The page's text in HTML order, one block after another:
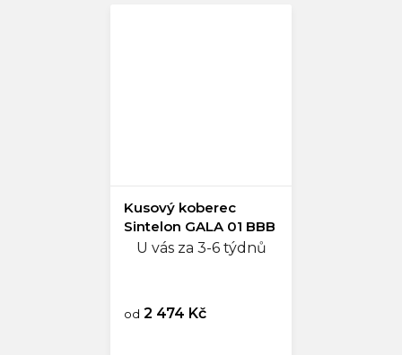
Kusový koberec
Sintelon GALA 01 BBB
U vás za 3-6 týdnů
od 2 474 Kč